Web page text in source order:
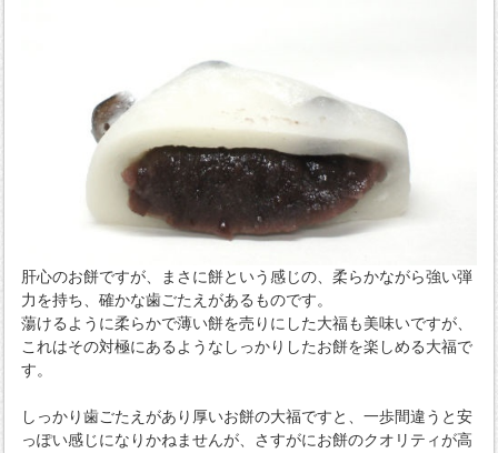
肝心のお餅ですが、まさに餅という感じの、柔らかながら強い弾
力を持ち、確かな歯ごたえがあるものです。
蕩けるように柔らかで薄い餅を売りにした大福も美味いですが、
これはその対極にあるようなしっかりしたお餅を楽しめる大福で
す。
しっかり歯ごたえがあり厚いお餅の大福ですと、一歩間違うと安
っぽい感じになりかねませんが、さすがにお餅のクオリティが高